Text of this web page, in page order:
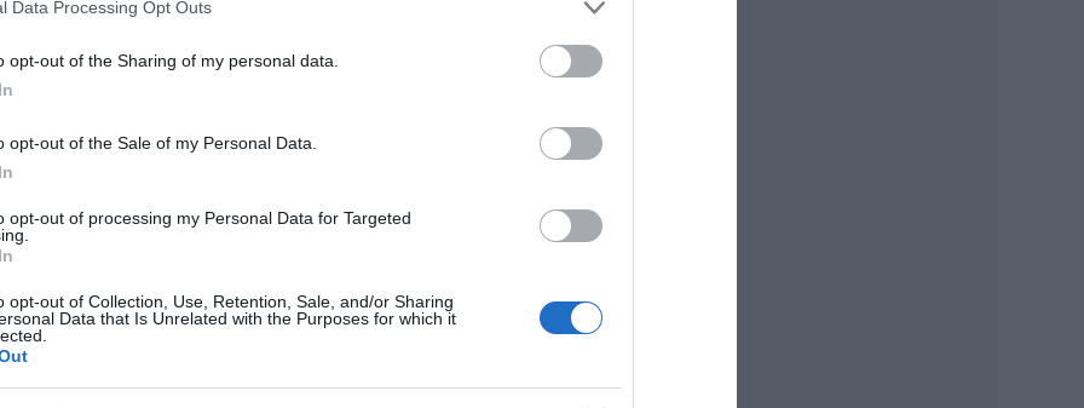
Data Processing Opt Outs
opt-out of the Sharing of my personal data.
opt-out of the Sale of my Personal Data.
opt-out of processing my Personal Data for Targeted
opt-out of Collection, Use, Retention, Sale, and/or Sharing
Data that Is Unrelated with the Purposes for which it